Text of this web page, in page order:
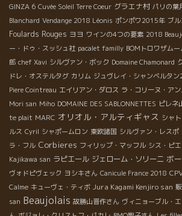
GINZA 6 Cuvée Soleil Terre Coeur グラエナ村 パリの葉
Blanchard Vendange 2018 Léonis ポンポワ2015年 ブ
Foulards Rouges ヨヨ ワインの4つの要素 2018
ー・ドゥ・スッシュ社 pacalet familly BOMトロワザムー
郎 chef Xavi シルヴァン・ボック Domaine Chamonard
ドレ・オステルタグ カリム ジュヴレイ・シャンベルタ
Piere Cointreau エイリアン・ダロス ラ・コリーヌ・ア
Mori san Miho DOMAINE DES SABLONNETTES ピレネ
te plait MARC オリオル・アルティギャス シャ
ルス Cyril シャポームロン 東欧諸国 シルヴァン・レスポ
ラ・フル Corbieres フィリップ・マッフル シス・ピ
Kajikawa san ラピエール ジェローム・ソリーニ ボ
ヴォドピヴェック ヨシキさん Canicule France 2018
Calme キューヴェ・ティボ Jura Kagami Kenjiro san
san Beaujolais 故勝山晋作さん ヴィニョーブル・